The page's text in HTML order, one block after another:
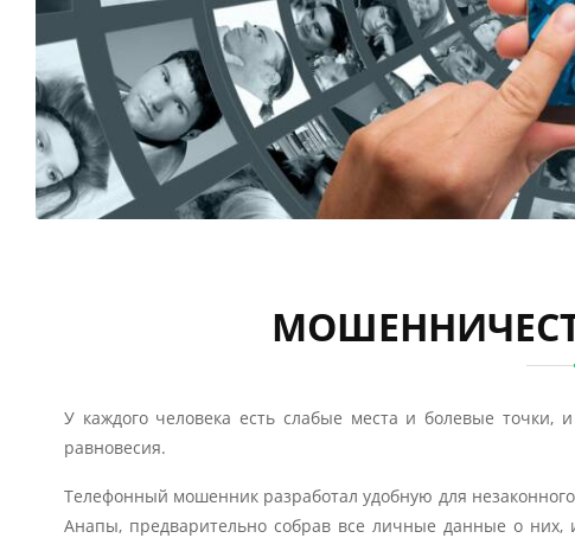
У каждого человека есть слабые места и болевые точки,
равновесия.
Телефонный мошенник разработал удобную для
Анапы, предварительно собрав все личные данные о